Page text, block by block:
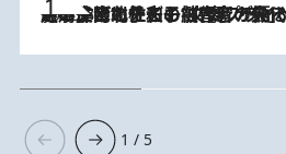
2026.8.3
《「文士の子ども被害者の会」発足！》阿川佐和子（72）が語る遠藤周作に北杜夫、劇作家・矢代静一の子どもたちの“文豪プライベート事件簿”
1 / 5